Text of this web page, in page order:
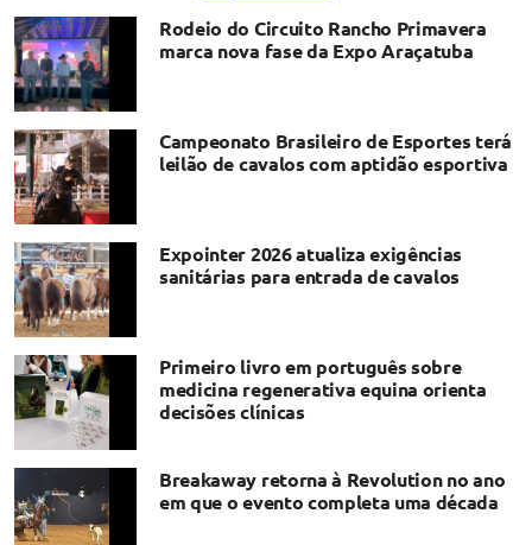
Rodeio do Circuito Rancho Primavera
marca nova fase da Expo Araçatuba
Campeonato Brasileiro de Esportes terá
leilão de cavalos com aptidão esportiva
Expointer 2026 atualiza exigências
sanitárias para entrada de cavalos
Primeiro livro em português sobre
medicina regenerativa equina orienta
decisões clínicas
Breakaway retorna à Revolution no ano
em que o evento completa uma década